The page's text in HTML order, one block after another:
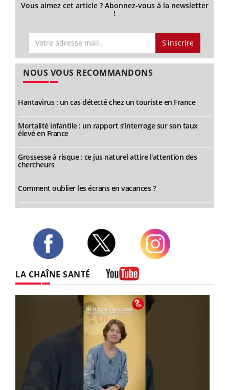
Vous aimez cet article ? Abonnez-vous à la newsletter
!
S'inscrire
NOUS VOUS RECOMMANDONS
Hantavirus : un cas détecté chez un touriste en France
Mortalité infantile : un rapport s’interroge sur son taux
élevé en France
Grossesse à risque : ce jus naturel attire l'attention des
chercheurs
Comment oublier les écrans en vacances ?
LA CHAÎNE SANTÉ